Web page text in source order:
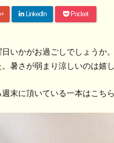
LinkedIn Pocket
いかがお過ごしでしょうか
暑さが弱まり涼しいのは嬉し
末に頂いている一本はこちら